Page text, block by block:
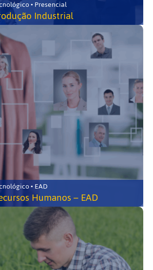
• Presencial
Industrial
• EAD
Humanos – EAD